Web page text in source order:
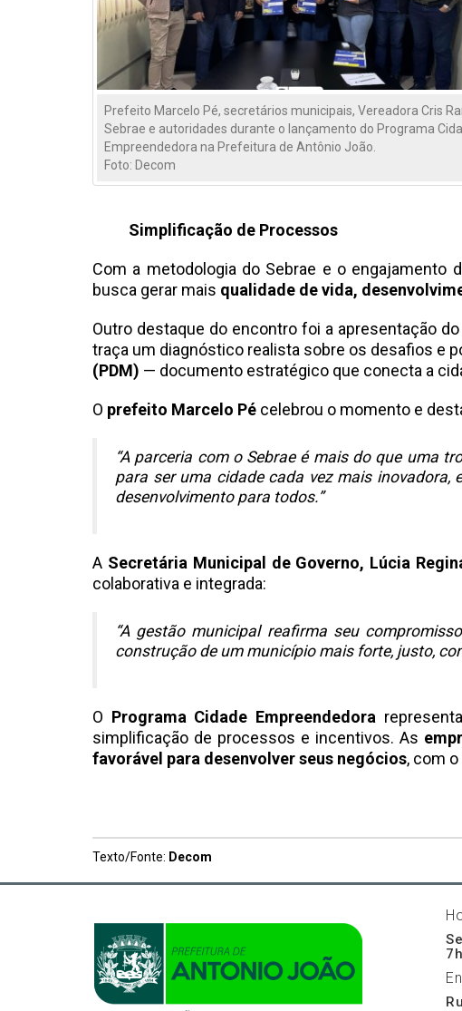
Prefeito Marcelo Pé, secretários municipais, Vereadora Cris
Sebrae e autoridades durante o lançamento do Programa
Empreendedora na Prefeitura de Antônio João.
Foto: Decom
Simplificação de Processos
Com a metodologia do Sebrae e o engajamento
busca gerar mais qualidade de vida,
Outro destaque do encontro foi a apresentação do
traça um diagnóstico realista sobre os desafios e
(PDM) — documento estratégico que conecta a
O prefeito Marcelo Pé celebrou o momento e
“A parceria com o Sebrae é mais do que uma
para ser uma cidade cada vez mais inovadora,
desenvolvimento para todos.”
A Secretária Municipal de Governo, Lúcia
colaborativa e integrada:
“A gestão municipal reafirma seu
construção de um município mais forte, justo,
O Programa Cidade Empreendedora
simplificação de processos e incentivos. As
favorável para desenvolver seus negócios, com
Texto/Fonte: Decom